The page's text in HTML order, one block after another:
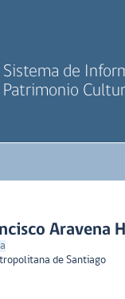
Sistema de
Patrimonio
Aravena
de Santiago